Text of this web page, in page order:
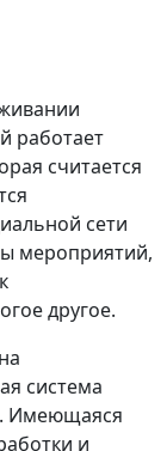
работает
считается
сети
мероприятий,
другое.
система
Имеющаяся
и